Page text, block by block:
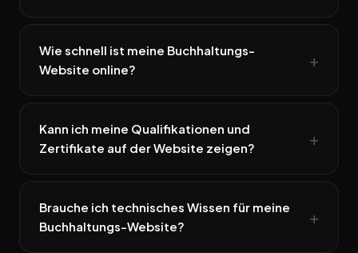
Wie schnell ist meine Buchhaltungs-
Website online?
Kann ich meine Qualifikationen und
Zertifikate auf der Website zeigen?
Brauche ich technisches Wissen für meine
Buchhaltungs-Website?